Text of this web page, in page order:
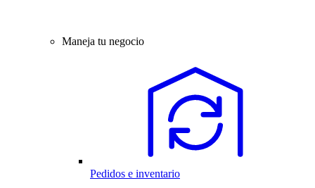
Maneja tu negocio
Pedidos e inventario